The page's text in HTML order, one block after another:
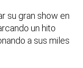
su gran show en
un hito
a sus miles